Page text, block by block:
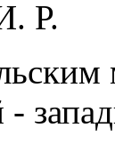
Р.
-